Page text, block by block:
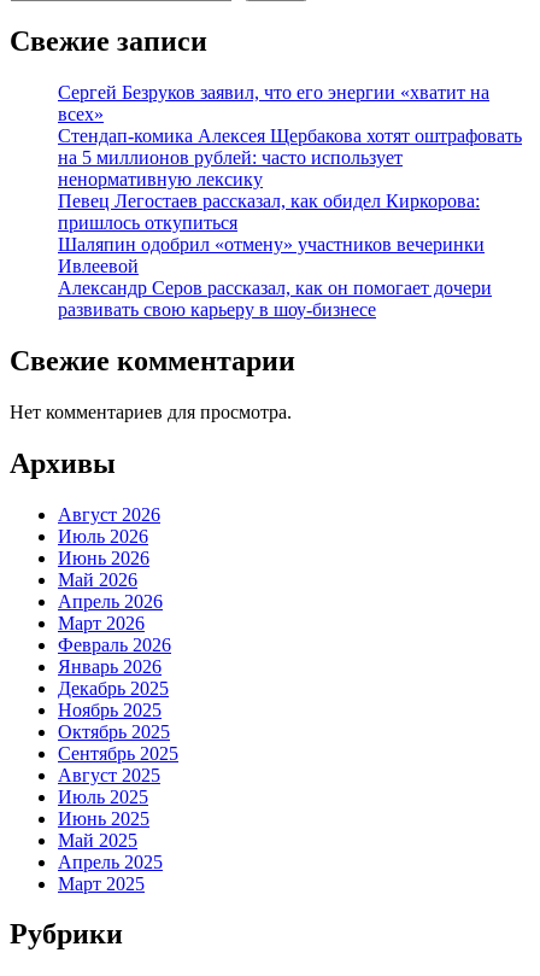
Свежие записи
Сергей Безруков заявил, что его энергии «хватит на
всех»
Стендап-комика Алексея Щербакова хотят оштрафовать
на 5 миллионов рублей: часто использует
ненормативную лексику
Певец Легостаев рассказал, как обидел Киркорова:
пришлось откупиться
Шаляпин одобрил «отмену» участников вечеринки
Ивлеевой
Александр Серов рассказал, как он помогает дочери
развивать свою карьеру в шоу-бизнесе
Свежие комментарии
Нет комментариев для просмотра.
Архивы
Август 2026
Июль 2026
Июнь 2026
Май 2026
Апрель 2026
Март 2026
Февраль 2026
Январь 2026
Декабрь 2025
Ноябрь 2025
Октябрь 2025
Сентябрь 2025
Август 2025
Июль 2025
Июнь 2025
Май 2025
Апрель 2025
Март 2025
Рубрики